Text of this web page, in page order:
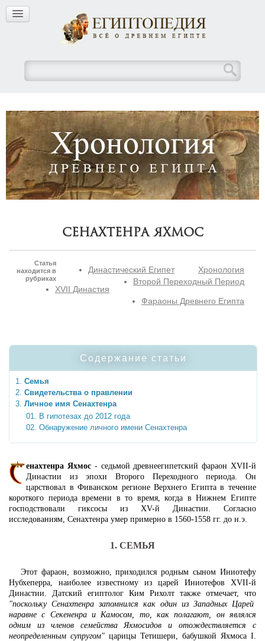
Сенахтенра Яхмос
Статья
находится в
рубриках
Хронология
Династический Египет
Второй Переходный Период
XVII Династия
Фараоны Древнего Египта
Содержание статьи
Семья
Свидетельства о правлении
Личное имя Сенахтенра
В гипотезах до 2012 года
Обнаружение личного имени Сенахтенра
енахтенра Яхмос- седьмой древнеегипетский фараон XVII-й
Династии из эпохи Второго Переходного периода. Он
царствовал в Фиванском регионе Верхнего Египта в течение
короткого периода времени в то время, когда в Нижнем Египте
господствовали гиксосы из XV-й Династии. Согласно
исследованиям, Сенахтенра умер примерно в 1560-1558 гг. до н.э.
1. СЕМЬЯ
Этот фараон, возможно, приходился родным сыном Иниотефу
Нубхеперра, наиболее известному из царей Иниотефов XVII-й
Династии. Датский египтолог Ким Рихолт также отмечает, что
"поскольку Сенахтенра запомнился как один из Западных Царей
наравне с Секененра и Камосом, то, как полагают, он являлся
одним из членов семейства Яхмосидов и отождествляется с
неопределенным супругом" царицы Тетишери, бабушкой Яхмоса I.